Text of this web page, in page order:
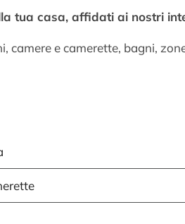
tua casa, affidati ai nostri
camere e camerette, bagni,